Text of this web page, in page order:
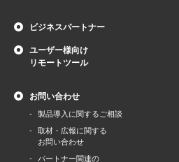
ビジネスパートナー
ユーザー様向け
リモートツール
お問い合わせ
製品導⼊に関するご相談
取材・広報に関する
お問い合わせ
パートナー関連の